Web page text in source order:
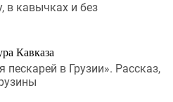
в кавычках и без
Кавказа
в Грузии». Рассказ,